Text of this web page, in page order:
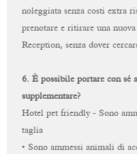
noleggiata senza costi extra
prenotare e ritirare una
Reception, senza dover
6. È possibile portare con sé
supplementare?
Hotel pet friendly - Sono
taglia
• Sono ammessi animali di